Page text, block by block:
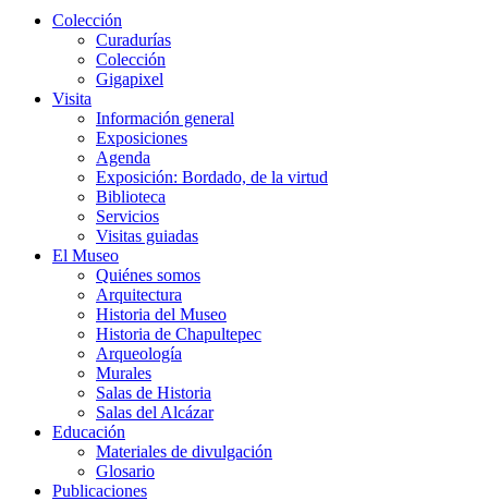
Colección
Curadurías
Colección
Gigapixel
Visita
Información general
Exposiciones
Agenda
Exposición: Bordado, de la virtud
Biblioteca
Servicios
Visitas guiadas
El Museo
Quiénes somos
Arquitectura
Historia del Museo
Historia de Chapultepec
Arqueología
Murales
Salas de Historia
Salas del Alcázar
Educación
Materiales de divulgación
Glosario
Publicaciones